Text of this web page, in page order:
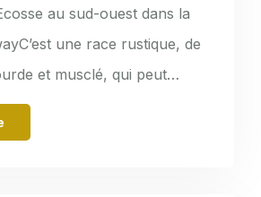
au sud-ouest dans la
une race rustique, de
et musclé, qui peut…